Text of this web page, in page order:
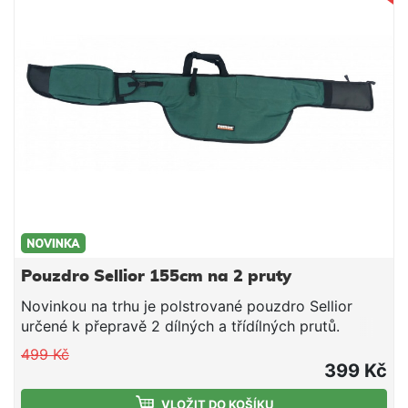
Pouzdro Sellior 155cm na 2 pruty
Novinkou na trhu je polstrované pouzdro Sellior
určené k přepravě 2 dílných a třídílných prutů.
Pouzdro je vybaveno 2 komorami, které jsou
polstrované a lze je samostatně oddělit suchým
zipem. Obě komory pak uzavírá pevný zip s dvěma
499 Kč
399 Kč
VLOŽIT DO KOŠÍKU